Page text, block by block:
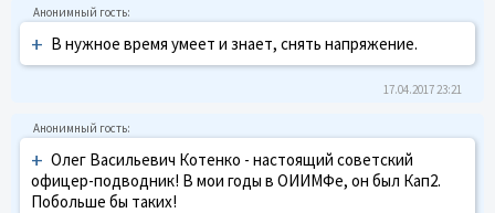
+ В нужное время умеет и знает, снять напряжение.
17.04.2017 23:21
+ Олег Васильевич Котенко - настоящий советский
офицер-подводник! В мои годы в ОИИМФе, он был Кап2.
Побольше бы таких!